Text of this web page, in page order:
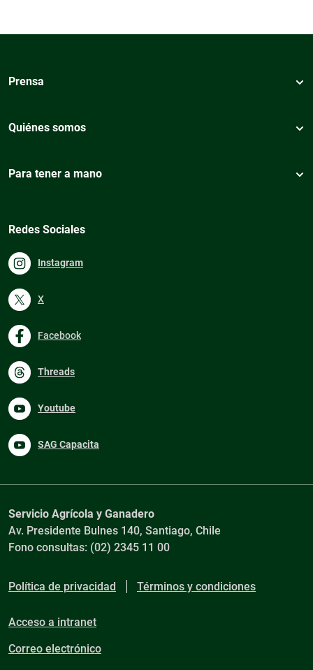
Prensa
Quiénes somos
Para tener a mano
Redes Sociales
Instagram
X
Facebook
Threads
Youtube
SAG Capacita
Servicio Agrícola y Ganadero
Av. Presidente Bulnes 140, Santiago, Chile
Fono consultas: (02) 2345 11 00
Política de privacidad Términos y condiciones
Acceso a intranet
Correo electrónico